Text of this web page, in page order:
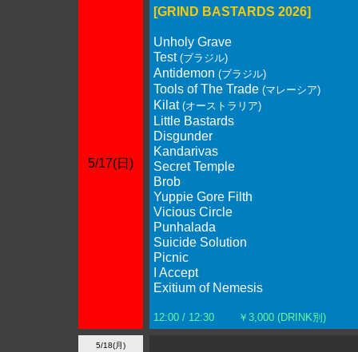
5/17(日)
[GRIND BASTARDS 2026]
Unholy Grave
Test(ブラジル)
Antidemon (ブラジル)
Tools of The Trade (マレーシア)
Kilat (オーストラリア)
Little Bastards
Disgunder
Kandarivas
Secret Temple
Brob
Yuppie Gore Filth
Vicious Circle
Punhalada
Suicide Solution
Picnic
I Accept
Exitium of Nemesis
12:00 / 12:30 ￥3,000 (DRINK別)
5/18(月)